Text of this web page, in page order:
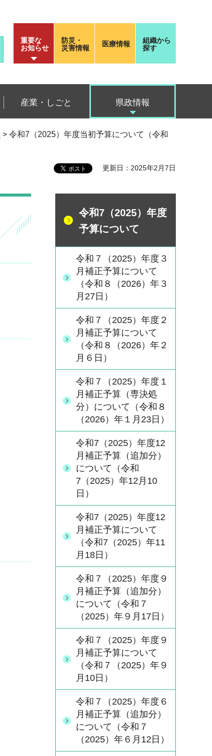
重要な
お知らせ
防災・
災害情報
医療情報
組織から
探す
産業・しごと 県政情報
> 令和7（2025）年度当初予算について（令和
更新日：2025年2月7日
令和7（2025）年度
予算について
令和７（2025）年度３
月補正予算について
（令和８（2026）年３
月27日）
令和７（2025）年度２
月補正予算について
（令和８（2026）年２
月６日）
令和７（2025）年度１
月補正予算（専決処
分）について（令和８
（2026）年１月23日）
令和7（2025）年度12
月補正予算（追加分）
について（令和
7（2025）年12月10
日）
令和7（2025）年度12
月補正予算について
（令和7（2025）年11
月18日）
令和７（2025）年度９
月補正予算（追加分）
について（令和７
（2025）年９月17日）
令和７（2025）年度９
月補正予算について
（令和７（2025）年９
月10日）
令和７（2025）年度６
月補正予算（追加分）
について（令和７
（2025）年６月12日）